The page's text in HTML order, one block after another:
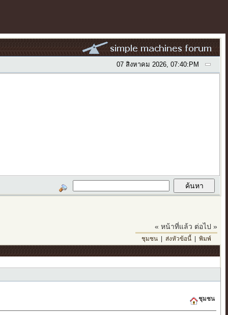
07 สิงหาคม 2026, 07:40:PM
« หน้าที่แล้ว ต่อไป »
ชุมชน| ส่งหัวข้อนี้| พิมพ์
ชุมชน